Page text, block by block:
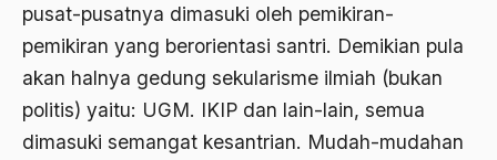
pusat-pusatnya dimasuki oleh pemikiran-
pemikiran yang berorientasi santri. Demikian pula
akan halnya gedung sekularisme ilmiah (bukan
politis) yaitu: UGM. IKIP dan lain-lain, semua
dimasuki semangat kesantrian. Mudah-mudahan
Agama dan Politik
Agama Demokrasi
Agama di Asia